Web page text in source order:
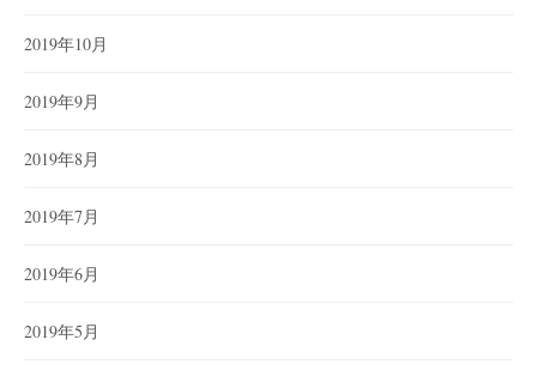
2019年10月
2019年9月
2019年8月
2019年7月
2019年6月
2019年5月